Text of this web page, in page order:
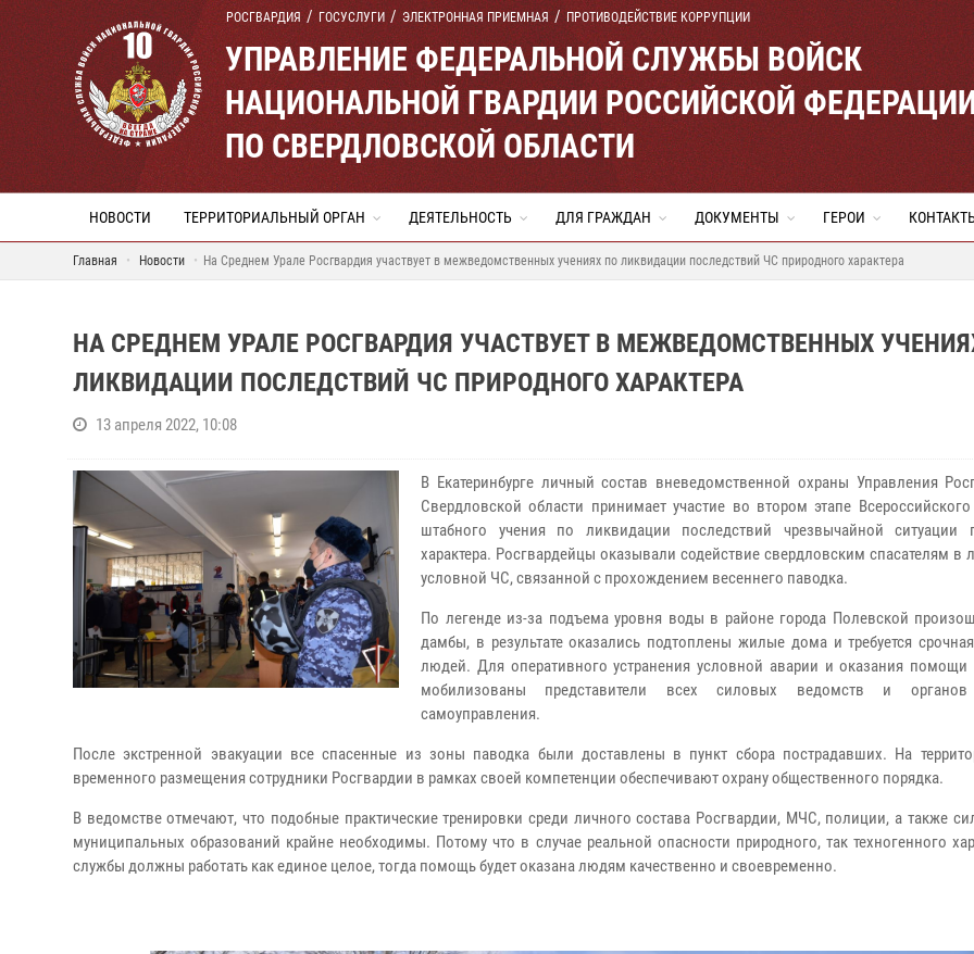
РОСГВАРДИЯ ГОСУСЛУГИ ЭЛЕКТРОННАЯ ПРИЕМНАЯ ПРОТИВОДЕЙСТВИЕ КОРРУПЦИИ
УПРАВЛЕНИЕ ФЕДЕРАЛЬНОЙ СЛУЖБЫ ВОЙСК
НАЦИОНАЛЬНОЙ ГВАРДИИ РОССИЙСКОЙ
ПО СВЕРДЛОВСКОЙ ОБЛАСТИ
НОВОСТИ ТЕРРИТОРИАЛЬНЫЙ ОРГАН ДЕЯТЕЛЬНОСТЬ ДЛЯ ГРАЖДАН ДОКУМЕНТЫ ГЕРОИ
Главная Новости На Среднем Урале Росгвардия участвует в межведомственных учениях по ликвидации последствий ЧС природного характера
НА СРЕДНЕМ УРАЛЕ РОСГВАРДИЯ УЧАСТВУЕТ В МЕЖВЕДОМСТВЕННЫХ
ЛИКВИДАЦИИ ПОСЛЕДСТВИЙ ЧС ПРИРОДНОГО ХАРАКТЕРА
13 апреля 2022, 10:08
В Екатеринбурге личный состав вневедомственной охраны Управления
Свердловской области принимает участие во втором этапе
штабного учения по ликвидации последствий чрезвычайной ситуации
характера. Росгвардейцы оказывали содействие свердловским спасателям в
условной ЧС, связанной с прохождением весеннего паводка.
По легенде из-за подъема уровня воды в районе города Полевской
дамбы, в результате оказались подтоплены жилые дома и требуется
людей. Для оперативного устранения условной аварии и оказания помощи
мобилизованы представители всех силовых ведомств и органов
самоуправления.
После экстренной эвакуации все спасенные из зоны паводка были доставлены в пункт сбора пострадавших. На
временного размещения сотрудники Росгвардии в рамках своей компетенции обеспечивают охрану общественного порядка.
В ведомстве отмечают, что подобные практические тренировки среди личного состава Росгвардии, МЧС, полиции, а также
муниципальных образований крайне необходимы. Потому что в случае реальной опасности природного, так техногенного
службы должны работать как единое целое, тогда помощь будет оказана людям качественно и своевременно.